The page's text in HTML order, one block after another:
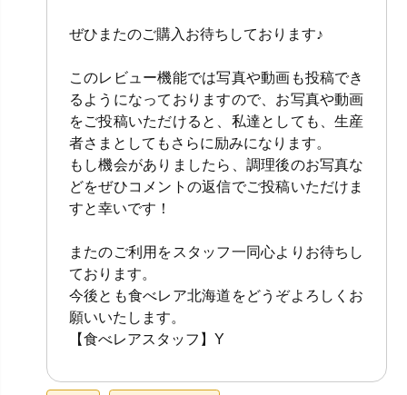
ぜひまたのご購入お待ちしております♪
このレビュー機能では写真や動画も投稿でき
るようになっておりますので、お写真や動画
をご投稿いただけると、私達としても、生産
者さまとしてもさらに励みになります。
もし機会がありましたら、調理後のお写真な
どをぜひコメントの返信でご投稿いただけま
すと幸いです！
またのご利用をスタッフ一同心よりお待ちし
ております。
今後とも食べレア北海道をどうぞよろしくお
願いいたします。
【食べレアスタッフ】Y